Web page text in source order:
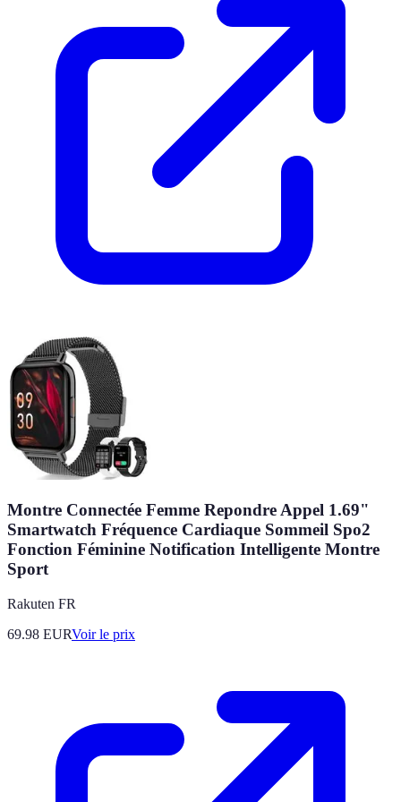
Montre Connectée Femme Repondre Appel 1.69"
Smartwatch Fréquence Cardiaque Sommeil Spo2
Fonction Féminine Notification Intelligente Montre
Sport
Rakuten FR
69.98 EURVoir le prix